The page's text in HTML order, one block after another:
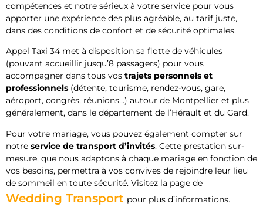
compétences et notre sérieux à votre service pour vous
apporter une expérience des plus agréable, au tarif juste,
dans des conditions de confort et de sécurité optimales.
Appel Taxi 34 met à disposition sa flotte de véhicules
(pouvant accueillir jusqu’8 passagers) pour vous
accompagner dans tous vos trajets personnels et
professionnels (détente, tourisme, rendez-vous, gare,
aéroport, congrès, réunions…) autour de Montpellier et plus
généralement, dans le département de l’Hérault et du Gard.
Pour votre mariage, vous pouvez également compter sur
notre service de transport d’invités. Cette prestation sur-
mesure, que nous adaptons à chaque mariage en fonction de
vos besoins, permettra à vos convives de rejoindre leur lieu
de sommeil en toute sécurité. Visitez la page de
Wedding Transport pour plus d’informations.